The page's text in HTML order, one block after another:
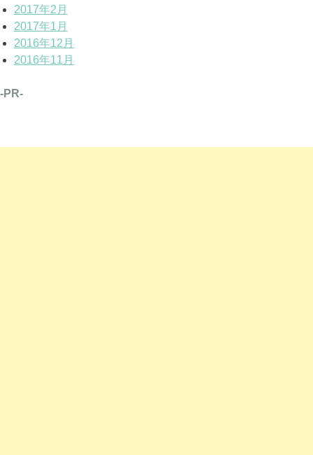
2017年2月
2017年1月
2016年12月
2016年11月
-PR-